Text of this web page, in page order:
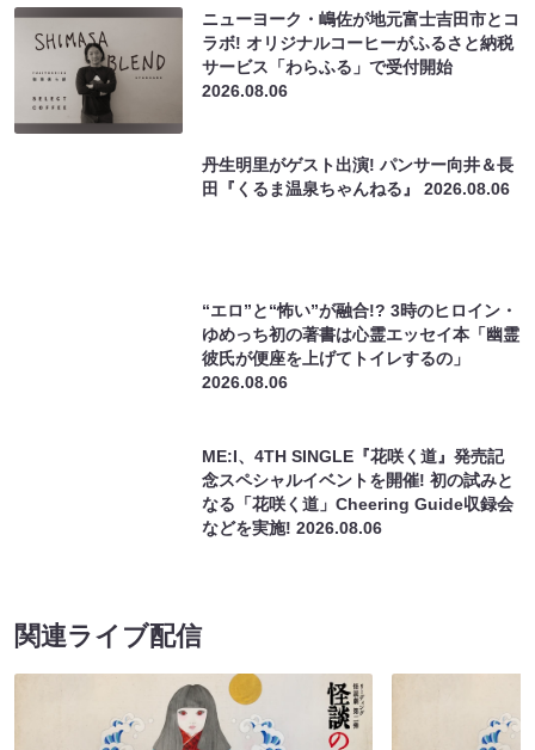
ニューヨーク・嶋佐が地元富士吉田市とコ
ラボ! オリジナルコーヒーがふるさと納税
サービス「わらふる」で受付開始
2026.08.06
丹生明里がゲスト出演! パンサー向井＆長
田『くるま温泉ちゃんねる』2026.08.06
“エロ”と“怖い”が融合!? 3時のヒロイン・
ゆめっち初の著書は心霊エッセイ本「幽霊
彼氏が便座を上げてトイレするの」
2026.08.06
ME:I、4TH SINGLE『花咲く道』発売記
念スペシャルイベントを開催! 初の試みと
なる「花咲く道」Cheering Guide収録会
などを実施!2026.08.06
関連ライブ配信